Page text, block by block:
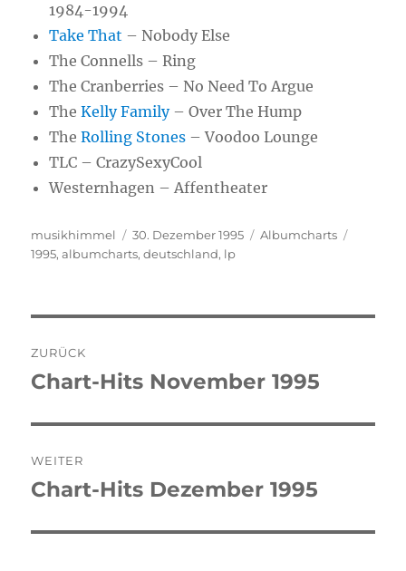
1984-1994
Take That – Nobody Else
The Connells – Ring
The Cranberries – No Need To Argue
TheKelly Family– Over The Hump
TheRolling Stones – Voodoo Lounge
TLC – CrazySexyCool
Westernhagen – Affentheater
Autor
musikhimmel
Veröffentlicht
am
30. Dezember 1995 Kategorien
Albumcharts
1995,albumcharts,deutschland, lp
ZURÜCK
Vorheriger
Chart-Hits November 1995
WEITER
Nächster
Chart-Hits Dezember 1995